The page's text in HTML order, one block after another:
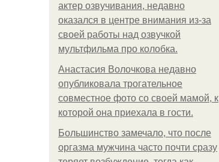
актер озвучивания, недавно
оказался в центре внимания из-за
своей работы над озвучкой
мультфильма про колобка.
Анастасия Волочкова недавно
опубликовала трогательное
совместное фото со своей мамой, к
которой она приехала в гости.
Большинство замечало, что после
оргазма мужчина часто почти сразу